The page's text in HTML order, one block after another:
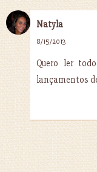
Natyla
8/15/2013
Quero ler
lançamentos